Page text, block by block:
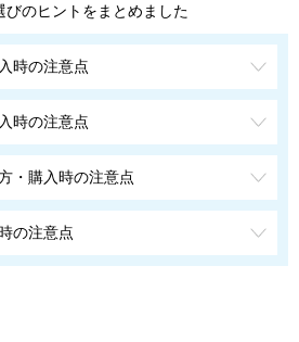
のヒントをまとめました
時の注意点
時の注意点
・購入時の注意点
の注意点